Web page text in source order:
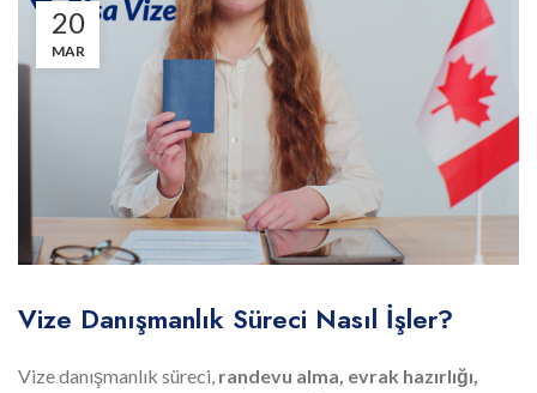
20
MAR
Vize Danışmanlık Süreci Nasıl İşler?
Vize danışmanlık süreci, randevu alma, evrak hazırlığı,